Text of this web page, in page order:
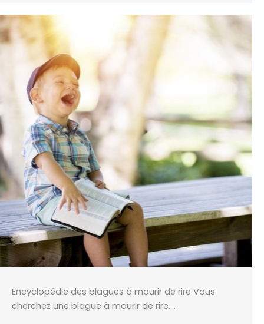
Encyclopédie des blagues à mourir de rire Vous
cherchez une blague à mourir de rire,…